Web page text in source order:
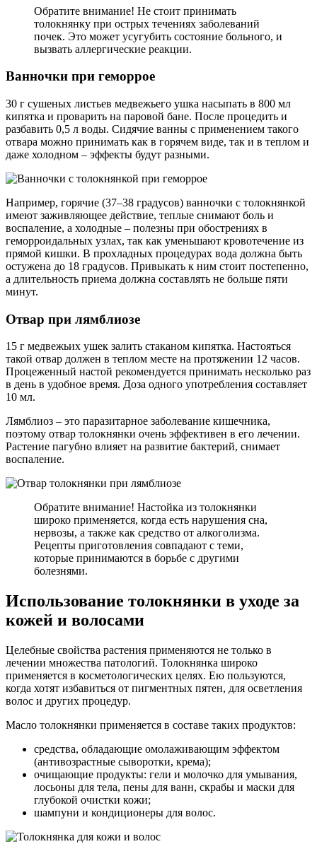
Обратите внимание! Не стоит принимать
толокнянку при острых течениях заболеваний
почек. Это может усугубить состояние больного, и
вызвать аллергические реакции.
Ванночки при геморрое
30 г сушеных листьев медвежьего ушка насыпать в 800 мл
кипятка и проварить на паровой бане. После процедить и
разбавить 0,5 л воды. Сидячие ванны с применением такого
отвара можно принимать как в горячем виде, так и в теплом и
даже холодном – эффекты будут разными.
Например, горячие (37–38 градусов) ванночки с толокнянкой
имеют заживляющее действие, теплые снимают боль и
воспаление, а холодные – полезны при обострениях в
геморроидальных узлах, так как уменьшают кровотечение из
прямой кишки. В прохладных процедурах вода должна быть
остужена до 18 градусов. Привыкать к ним стоит постепенно,
а длительность приема должна составлять не больше пяти
минут.
Отвар при лямблиозе
15 г медвежьих ушек залить стаканом кипятка. Настояться
такой отвар должен в теплом месте на протяжении 12 часов.
Процеженный настой рекомендуется принимать несколько раз
в день в удобное время. Доза одного употребления составляет
10 мл.
Лямблиоз – это паразитарное заболевание кишечника,
поэтому отвар толокнянки очень эффективен в его лечении.
Растение пагубно влияет на развитие бактерий, снимает
воспаление.
Обратите внимание! Настойка из толокнянки
широко применяется, когда есть нарушения сна,
нервозы, а также как средство от алкоголизма.
Рецепты приготовления совпадают с теми,
которые принимаются в борьбе с другими
болезнями.
Использование толокнянки в уходе за
кожей и волосами
Целебные свойства растения применяются не только в
лечении множества патологий. Толокнянка широко
применяется в косметологических целях. Ею пользуются,
когда хотят избавиться от пигментных пятен, для осветления
волос и других процедур.
Масло толокнянки применяется в составе таких продуктов:
средства, обладающие омолаживающим эффектом
(антивозрастные сыворотки, крема);
очищающие продукты: гели и молочко для умывания,
лосьоны для тела, пены для ванн, скрабы и маски для
глубокой очистки кожи;
шампуни и кондиционеры для волос.